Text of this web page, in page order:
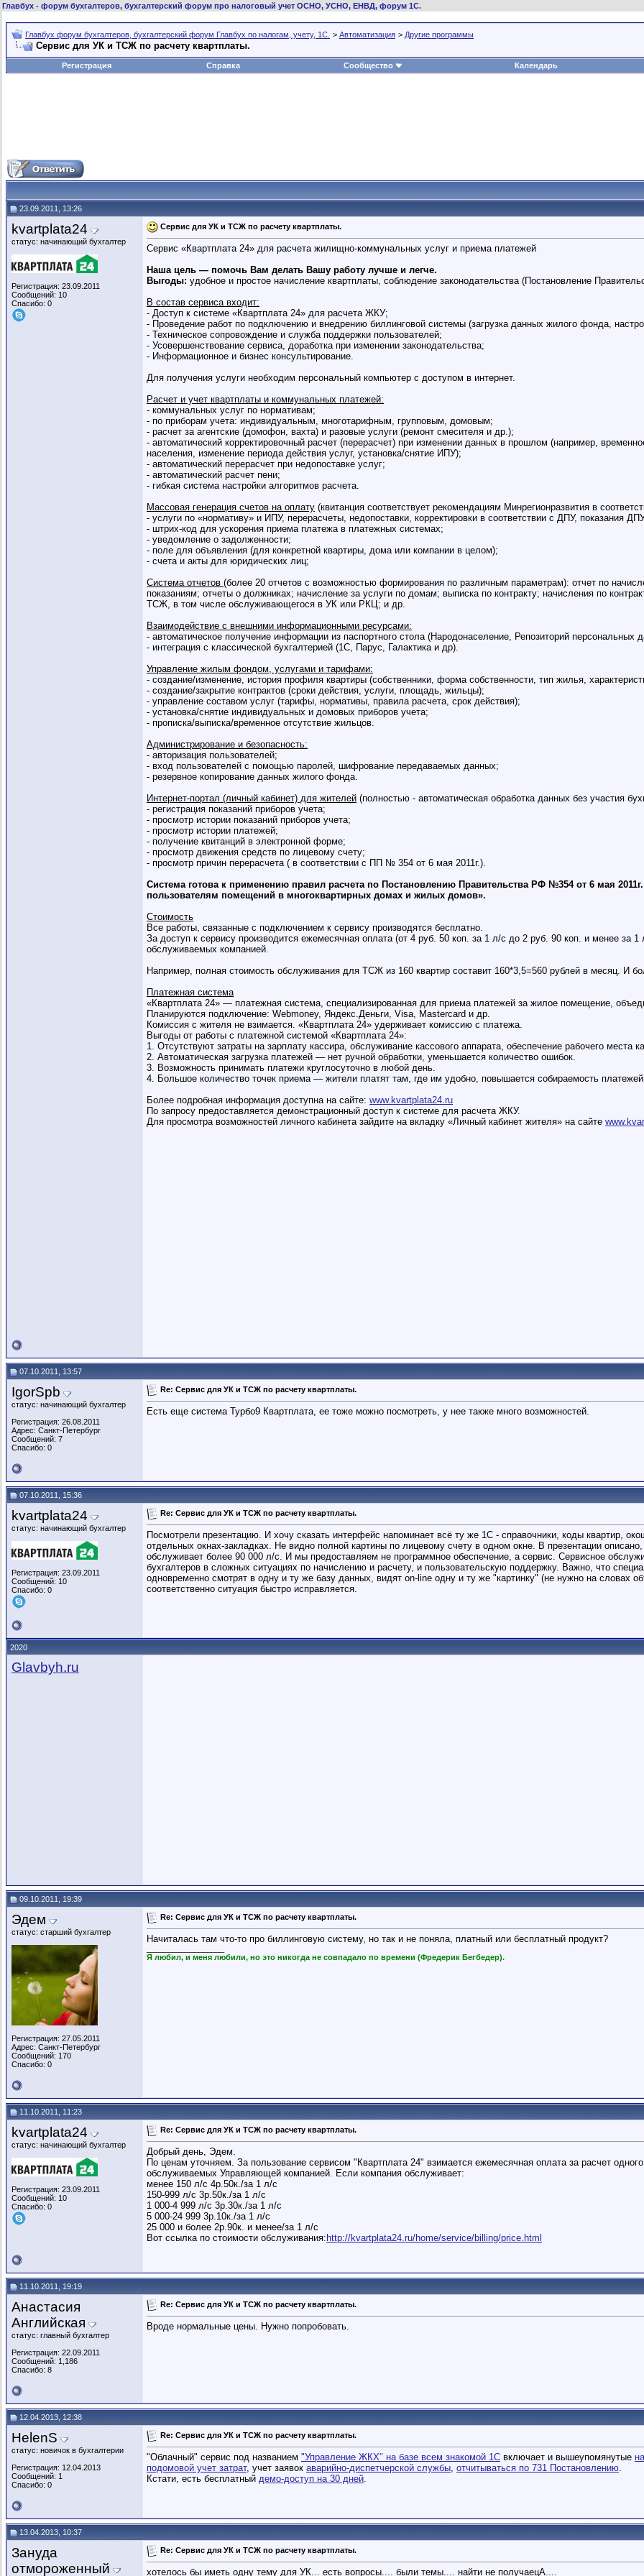
Главбух - форум бухгалтеров, бухгалтерский форум про налоговый учет ОСНО, УСНО, ЕНВД, форум 1С.
Главбух форум бухгалтеров, бухгалтерский форум Главбух по налогам, учету, 1С. > Автоматизация > Другие программы
Сервис для УК и ТСЖ по расчету квартплаты.
Регистрация Справка Сообщество Календарь
23.09.2011, 13:26
kvartplata24
статус: начинающий бухгалтер
Регистрация: 23.09.2011
Сообщений: 10
Спасибо: 0
Сервис для УК и ТСЖ по расчету квартплаты.
Сервис «Квартплата 24» для расчета жилищно-коммунальных услуг и приема платежей
Наша цель — помочь Вам делать Вашу работу лучше и легче.
Выгоды: удобное и простое начисление квартплаты, соблюдение законодательства (Постановление
В состав сервиса входит:
- Доступ к системе «Квартплата 24» для расчета ЖКУ;
- Проведение работ по подключению и внедрению биллинговой системы (загрузка данных жилого фонда,
- Техническое сопровождение и служба поддержки пользователей;
- Усовершенствование сервиса, доработка при изменении законодательства;
- Информационное и бизнес консультирование.
Для получения услуги необходим персональный компьютер с доступом в интернет.
Расчет и учет квартплаты и коммунальных платежей:
- коммунальных услуг по нормативам;
- по приборам учета: индивидуальным, многотарифным, групповым, домовым;
- расчет за агентские (домофон, вахта) и разовые услуги (ремонт смесителя и др.);
- автоматический корректировочный расчет (перерасчет) при изменении данных в прошлом (например,
населения, изменение периода действия услуг, установка/снятие ИПУ);
- автоматический перерасчет при недопоставке услуг;
- автоматический расчет пени;
- гибкая система настройки алгоритмов расчета.
Массовая генерация счетов на оплату (квитанция соответствует рекомендациям Минрегионразвития в
- услуги по «нормативу» и ИПУ, перерасчеты, недопоставки, корректировки в соответствии с ДПУ, показания
- штрих-код для ускорения приема платежа в платежных системах;
- уведомление о задолженности;
- поле для объявления (для конкретной квартиры, дома или компании в целом);
- счета и акты для юридических лиц;
Система отчетов (более 20 отчетов с возможностью формирования по различным параметрам): отчет по
показаниям; отчеты о должниках; начисление за услуги по домам; выписка по контракту; начисления по
ТСЖ, в том числе обслуживающегося в УК или РКЦ; и др.
Взаимодействие с внешними информационными ресурсами:
- автоматическое получение информации из паспортного стола (Народонаселение, Репозиторий персональных
- интеграция с классической бухгалтерией (1С, Парус, Галактика и др).
Управление жилым фондом, услугами и тарифами:
- создание/изменение, история профиля квартиры (собственники, форма собственности, тип жилья,
- создание/закрытие контрактов (сроки действия, услуги, площадь, жильцы);
- управление составом услуг (тарифы, нормативы, правила расчета, срок действия);
- установка/снятие индивидуальных и домовых приборов учета;
- прописка/выписка/временное отсутствие жильцов.
Администрирование и безопасность:
- авторизация пользователей;
- вход пользователей с помощью паролей, шифрование передаваемых данных;
- резервное копирование данных жилого фонда.
Интернет-портал (личный кабинет) для жителей (полностью - автоматическая обработка данных без участия
- регистрация показаний приборов учета;
- просмотр истории показаний приборов учета;
- просмотр истории платежей;
- получение квитанций в электронной форме;
- просмотр движения средств по лицевому счету;
- просмотр причин перерасчета ( в соответствии с ПП № 354 от 6 мая 2011г.).
Система готова к применению правил расчета по Постановлению Правительства РФ №354 от 6 мая
пользователям помещений в многоквартирных домах и жилых домов».
Стоимость
Все работы, связанные с подключением к сервису производятся бесплатно.
За доступ к сервису производится ежемесячная оплата (от 4 руб. 50 коп. за 1 л/с до 2 руб. 90 коп. и менее за
обслуживаемых компанией.
Например, полная стоимость обслуживания для ТСЖ из 160 квартир составит 160*3,5=560 рублей в месяц. И
Платежная система
«Квартплата 24» — платежная система, специализированная для приема платежей за жилое помещение,
Планируются подключение: Webmoney, Яндекс.Деньги, Visa, Mastercard и др.
Комиссия с жителя не взимается. «Квартплата 24» удерживает комиссию с платежа.
Выгоды от работы с платежной системой «Квартплата 24»:
1. Отсутствуют затраты на зарплату кассира, обслуживание кассового аппарата, обеспечение рабочего места
2. Автоматическая загрузка платежей — нет ручной обработки, уменьшается количество ошибок.
3. Возможность принимать платежи круглосуточно в любой день.
4. Большое количество точек приема — жители платят там, где им удобно, повышается собираемость
Более подробная информация доступна на сайте: www.kvartplata24.ru
По запросу предоставляется демонстрационный доступ к системе для расчета ЖКУ.
Для просмотра возможностей личного кабинета зайдите на вкладку «Личный кабинет жителя» на сайте
07.10.2011, 13:57
IgorSpb
статус: начинающий бухгалтер
Регистрация: 26.08.2011
Адрес: Санкт-Петербург
Сообщений: 7
Спасибо: 0
Re: Сервис для УК и ТСЖ по расчету квартплаты.
Есть еще система Турбо9 Квартплата, ее тоже можно посмотреть, у нее также много возможностей.
07.10.2011, 15:36
kvartplata24
статус: начинающий бухгалтер
Регистрация: 23.09.2011
Сообщений: 10
Спасибо: 0
Re: Сервис для УК и ТСЖ по расчету квартплаты.
Посмотрели презентацию. И хочу сказать интерфейс напоминает всё ту же 1С - справочники, коды квартир,
отдельных окнах-закладках. Не видно полной картины по лицевому счету в одном окне. В презентации
обслуживает более 90 000 л/с. И мы предоставляем не программное обеспечение, а сервис. Сервисное
бухгалтеров в сложных ситуациях по начислению и расчету, и пользовательскую поддержку. Важно, что
одновременно смотрят в одну и ту же базу данных, видят on-line одну и ту же "картинку" (не нужно на словах
соответственно ситуация быстро исправляется.
2020
Glavbyh.ru
09.10.2011, 19:39
Эдем
статус: старший бухгалтер
Регистрация: 27.05.2011
Адрес: Санкт-Петербург
Сообщений: 170
Спасибо: 0
Re: Сервис для УК и ТСЖ по расчету квартплаты.
Начиталась там что-то про биллинговую систему, но так и не поняла, платный или бесплатный продукт?
Я любил, и меня любили, но это никогда не совпадало по времени (Фредерик Бегбедер).
11.10.2011, 11:23
kvartplata24
статус: начинающий бухгалтер
Регистрация: 23.09.2011
Сообщений: 10
Спасибо: 0
Re: Сервис для УК и ТСЖ по расчету квартплаты.
Добрый день, Эдем.
По ценам уточняем. За пользование сервисом "Квартплата 24" взимается ежемесячная оплата за расчет
обслуживаемых Управляющей компанией. Если компания обслуживает:
менее 150 л/с 4р.50к./за 1 л/с
150-999 л/с 3р.50к./за 1 л/с
1 000-4 999 л/с 3р.30к./за 1 л/с
5 000-24 999 3р.10к./за 1 л/с
25 000 и более 2р.90к. и менее/за 1 л/с
Вот ссылка по стоимости обслуживания: http://kvartplata24.ru/home/service/billing/price.html
11.10.2011, 19:19
Анастасия
Английская
статус: главный бухгалтер
Регистрация: 22.09.2011
Сообщений: 1,186
Спасибо: 8
Re: Сервис для УК и ТСЖ по расчету квартплаты.
Вроде нормальные цены. Нужно попробовать.
12.04.2013, 12:38
HelenS
статус: новичок в бухгалтерии
Регистрация: 12.04.2013
Сообщений: 1
Спасибо: 0
Re: Сервис для УК и ТСЖ по расчету квартплаты.
"Облачный" сервис под названием "Управление ЖКХ" на базе всем знакомой 1С включает и вышеупомянутые
подомовой учет затрат, учет заявок аварийно-диспетчерской службы, отчитываться по 731 Постановлению.
Кстати, есть бесплатный демо-доступ на 30 дней.
13.04.2013, 10:37
Зануда
отмороженный
Re: Сервис для УК и ТСЖ по расчету квартплаты.
хотелось бы иметь одну тему для УК... есть вопросы.... были темы.... найти не получаецА....